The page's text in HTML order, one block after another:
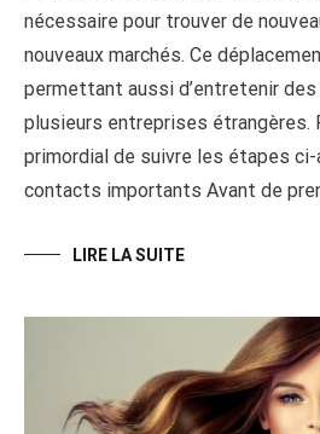
nécessaire pour trouver de
nouveaux marchés. Ce
permettant aussi d’entretenir
plusieurs entreprises étrangères.
primordial de suivre les étapes
contacts importants Avant de
LIRE LA SUITE